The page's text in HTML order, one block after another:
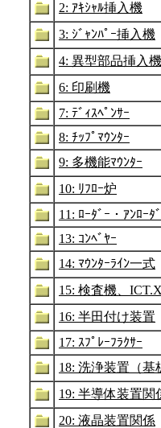
2: ｱｷｼｬﾙ挿入機
3: ｼﾞｬﾝﾊﾟｰ挿入機
4: 異型部品挿入機
6: 印刷機
7: ﾃﾞｨｽﾍﾟﾝｻｰ
8: ﾁｯﾌﾟﾏｳﾝﾀｰ
9: 多機能ﾏｳﾝﾀｰ
10: ﾘﾌﾛｰ炉
11: ﾛｰﾀﾞｰ・ｱﾝﾛｰﾀ
13: ｺﾝﾍﾞﾔｰ
14: ﾏｳﾝﾀｰﾗｲﾝ一式
15: 検査機、
16: 半田付け装置
17: ｽﾌﾟﾚｰﾌﾗｸｻｰ
18: 洗浄装置（基
19: 半導体装置関
20: 液晶装置関係